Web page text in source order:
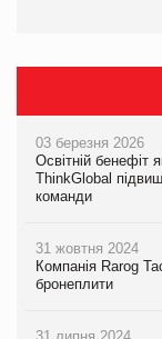
03 березня 2026
Освітній бенефіт
ThinkGlobal
команди
31 жовтня 2024
Компанія Rarog
бронеплити